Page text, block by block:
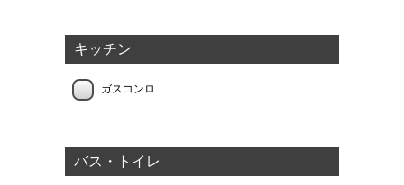
キッチン
ガスコンロ
バス・トイレ